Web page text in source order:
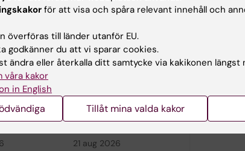
events
21 aug 2026
för att visa och spåra relevant innehåll och
överföras till länder utanför EU.
godkänner du att vi sparar cookies.
ändra eller återkalla ditt samtycke via kakikonen längst
våra kakor
in English
Tillåt mina valda kakor